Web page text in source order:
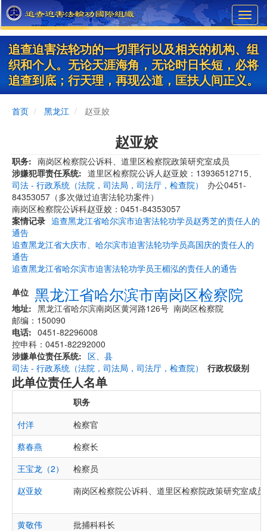
Skip
to
main
content
追查迫害法轮功的一切罪行以及相关的机构、组
织和个人。无论天涯海角，无论时日长短，必将
追查到底；行天理，再现公道，匡扶人间正义。
首页 黑龙江 赵亚姣
赵亚姣
职务
南岗区检察院公诉科、道里区检察院政策研究室成员
涉嫌犯罪责任系统
司法 - 行政系统（法院，司法局，司法厅，检查院）
道里区检察院公诉人赵亚姣：13936512715、
办公0451-
84353057（多次做过迫害法轮功案件）
南岗区检察院公诉科赵亚姣：0451-84353057
案情记录 追查黑龙江省哈尔滨市迫害法轮功学员赵秀芝的责任人的
通告
追查黑龙江省大庆市、哈尔滨市迫害法轮功学员高国庆的责任人的
通告
追查黑龙江省哈尔滨市迫害法轮功学员王楣泓的责任人的通告
单位 黑龙江省哈尔滨市南岗区检察院
地址
黑龙江省哈尔滨南岗区黄河路126号 南岗区检察院
邮编：150090
电话
0451-82296008
控申科：0451-82292000
涉嫌单位责任系统
司法 - 行政系统（法院，司法局，司法厅，检查院）
行政权级别
区、县
此单位责任人名单
职务
付洋
检察官
蔡春燕
检察长
王宝龙（2）
检察员
赵亚姣
南岗区检察院公诉科、道里区检察院政策研究室成员
黄敬伟
批捕科科长